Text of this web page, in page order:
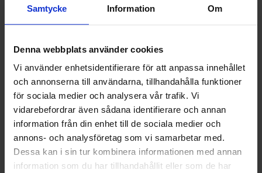
Samtycke Information Om
Denna webbplats använder cookies
Vi använder enhetsidentifierare för att anpassa innehållet
och annonserna till användarna, tillhandahålla funktioner
för sociala medier och analysera vår trafik. Vi
vidarebefordrar även sådana identifierare och annan
information från din enhet till de sociala medier och
annons- och analysföretag som vi samarbetar med.
Dessa kan i sin tur kombinera informationen med annan
information som du har tillhandahållit eller som de har
FARLIGT AVFALL
LOGISTIK OCH TRANSPORT
MARK OCH ENTREPRENAD
MATERIAL
RENT OCH FINT
ÅTERVINNING